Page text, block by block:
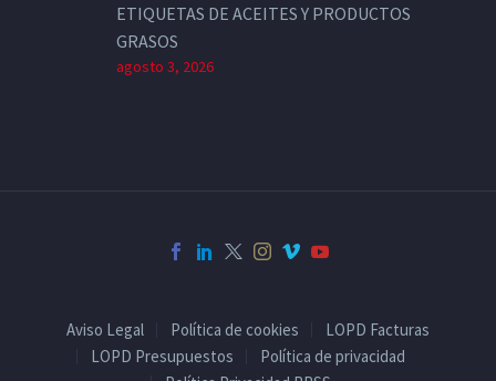
ETIQUETAS DE ACEITES Y PRODUCTOS
GRASOS
agosto 3, 2026
Aviso Legal Política de cookies
LOPD Facturas
LOPD Presupuestos
Política de privacidad